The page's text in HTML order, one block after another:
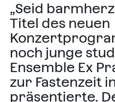
„Seid
Titel des neuen
noch junge
Ensemble Ex
zur Fastenzeit
präsentierte.